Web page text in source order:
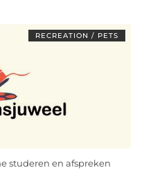
RECREATION / PETS
studeren en afspreken